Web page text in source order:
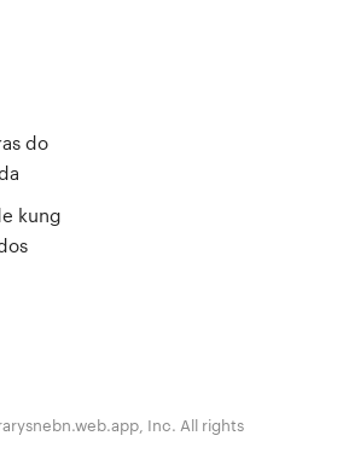
do
kung
Inc. All rights